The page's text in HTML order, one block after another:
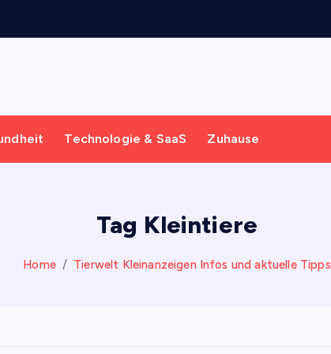
Technologie & SaaS Zuhause
Tag Kleintiere
Home Tierwelt Kleinanzeigen Infos und aktuelle Tipps